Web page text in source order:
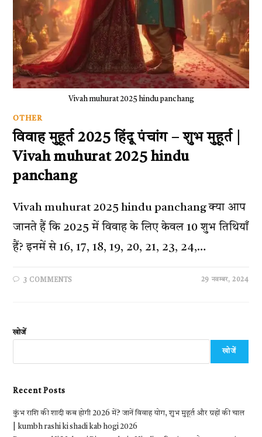
Vivah muhurat 2025 hindu panchang
OTHER
विवाह मुहूर्त 2025 हिंदू पंचांग – शुभ मुहूर्त |
Vivah muhurat 2025 hindu
panchang
Vivah muhurat 2025 hindu panchang क्या आप
जानते हैं कि 2025 में विवाह के लिए केवल 10 शुभ तिथियाँ
हैं? इनमें से 16, 17, 18, 19, 20, 21, 23, 24,…
3 COMMENTS 29 नवम्बर, 2024
खोजें
खोजें
Recent Posts
कुंभ राशि की शादी कब होगी 2026 में? जानें विवाह योग, शुभ मुहूर्त और ग्रहों की चाल
| kumbh rashi ki shadi kab hogi 2026